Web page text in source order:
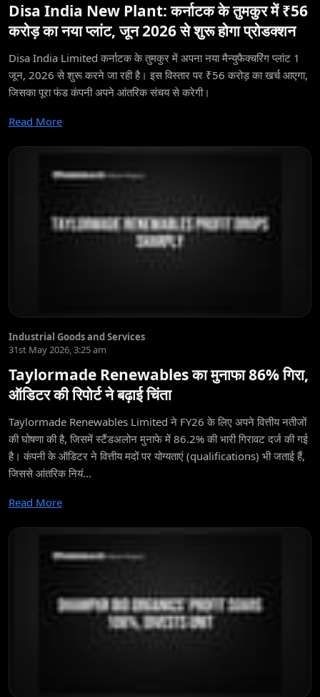
Disa India New Plant: कर्नाटक के तुमकुर में ₹56
करोड़ का नया प्लांट, जून 2026 से शुरू होगा प्रोडक्शन
Disa India Limited कर्नाटक के तुमकुर में अपना नया मैन्युफैक्चरिंग प्लांट 1
जून, 2026 से शुरू करने जा रही है। इस विस्तार पर ₹56 करोड़ का खर्च आएगा,
जिसका पूरा फंड कंपनी अपने आंतरिक संचय से करेगी।
Read More
Industrial Goods and Services
31st May 2026, 3:25 am
Taylormade Renewables का मुनाफा 86% गिरा,
ऑडिटर की रिपोर्ट ने बढ़ाई चिंता
Taylormade Renewables Limited ने FY26 के लिए अपने वित्तीय नतीजों
की घोषणा की है, जिसमें स्टैंडअलोन मुनाफे में 86.2% की भारी गिरावट दर्ज की गई
है। कंपनी के ऑडिटर ने वित्तीय मदों पर योग्यताएं (qualifications) भी जताई हैं,
जिससे आंतरिक नियं...
Read More